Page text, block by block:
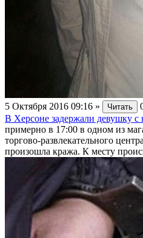
5 Октября 2016 09:16 » Читать
В Херсоне задержали девушку с
примерно в 17:00 в одном из
торгово-развлекательного
произошла кража. К месту